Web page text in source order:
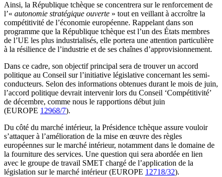
Ainsi, la République tchèque se concentrera sur le renforcement de
l’« autonomie stratégique ouverte » tout en veillant à accroître la
compétitivité de l’économie européenne. Rappelant dans son
programme que la République tchèque est l’un des États membres
de l’UE les plus industrialisés, elle portera une attention particulière
à la résilience de l’industrie et de ses chaînes d’approvisionnement.
Dans ce cadre, son objectif principal sera de trouver un accord
politique au Conseil sur l’initiative législative concernant les semi-
conducteurs. Selon des informations obtenues durant le mois de juin,
l’accord politique devrait intervenir lors du Conseil ‘Compétitivité’
de décembre, comme nous le rapportions début juin
(EUROPE 12968/7).
Du côté du marché intérieur, la Présidence tchèque assure vouloir
s’attaquer à l’amélioration de la mise en œuvre des règles
européennes sur le marché intérieur, notamment dans le domaine de
la fourniture des services. Une question qui sera abordée en lien
avec le groupe de travail SMET chargé de l’application de la
législation sur le marché intérieur (EUROPE 12718/32).